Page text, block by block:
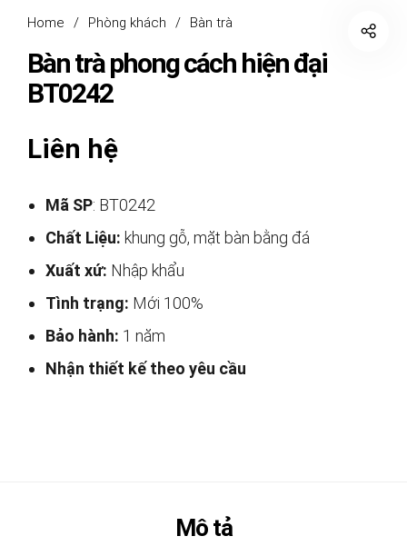
Home / Phòng khách / Bàn trà
Bàn trà phong cách hiện đại
BT0242
Liên hệ
Mã SP: BT0242
Chất Liệu: khung gỗ, mặt bàn bằng đá
Xuất xứ: Nhập khẩu
Tình trạng: Mới 100%
Bảo hành: 1 năm
Nhận thiết kế theo yêu cầu
Mô tả